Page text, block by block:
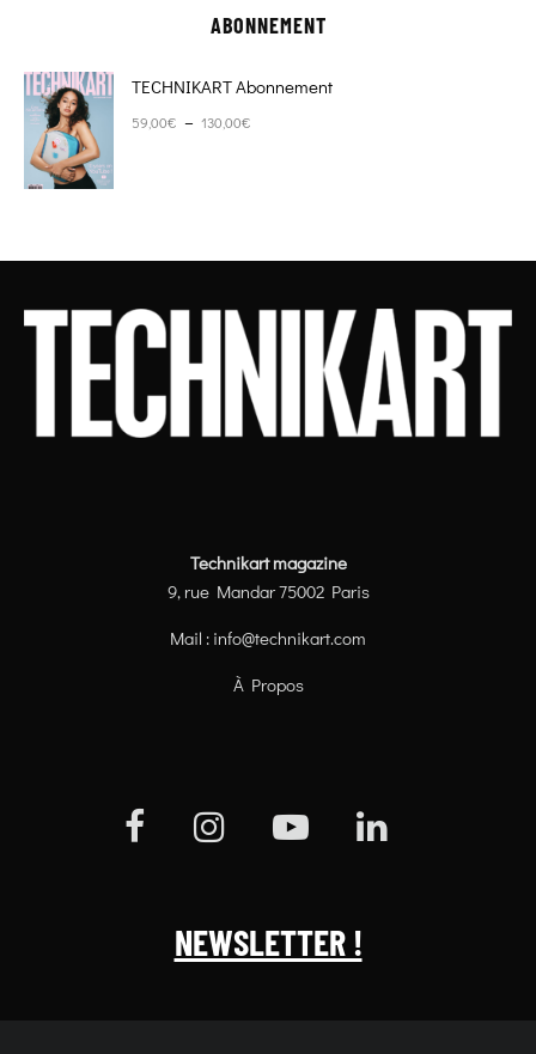
ABONNEMENT
TECHNIKART Abonnement
59,00€ – 130,00€
Technikart magazine
9, rue Mandar 75002 Paris
Mail : info@technikart.com
À Propos
NEWSLETTER !